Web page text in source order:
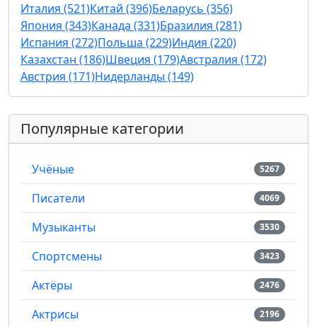
Италия (521)Китай (396)Беларусь (356)
Япония (343)Канада (331)Бразилия (281)
Испания (272)Польша (229)Индия (220)
Казахстан (186)Швеция (179)Австралия (172)
Австрия (171)Нидерланды (149)
Популярные категории
Учёные 5267
Писатели 4069
Музыканты 3530
Спортсмены 3423
Актёры 2476
Актрисы 2196